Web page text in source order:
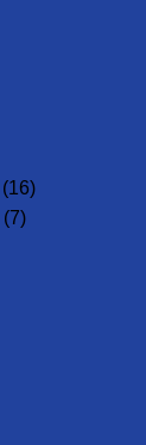
(16)
(7)